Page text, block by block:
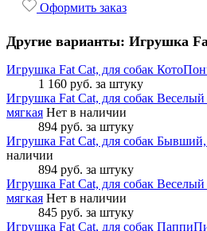
Оформить заказ
Другие варианты: Игрушка
Игрушка Fat Cat, для собак
1 160 руб. за штуку
Игрушка Fat Cat, для собак
мягкая Нет в наличии
894 руб. за штуку
Игрушка Fat Cat, для собак Бывший,
наличии
894 руб. за штуку
Игрушка Fat Cat, для собак
мягкая Нет в наличии
845 руб. за штуку
Игрушка Fat Cat, для собак